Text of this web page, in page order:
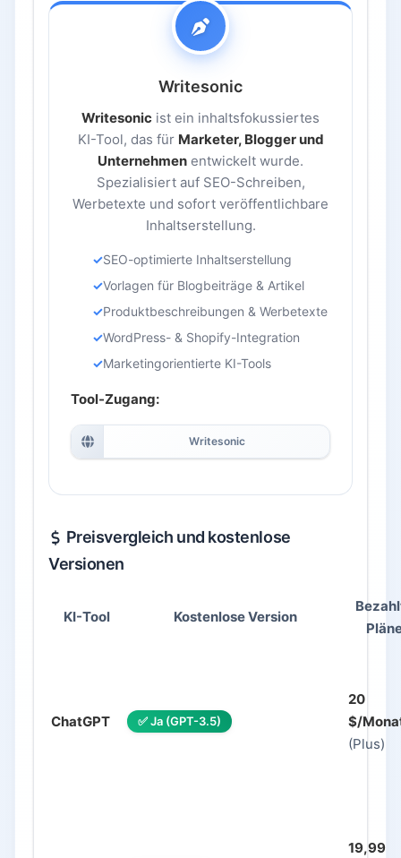
Writesonic
Writesonic ist ein inhaltsfokussiertes
KI-Tool, das für Marketer, Blogger und
Unternehmen entwickelt wurde.
Spezialisiert auf SEO-Schreiben,
Werbetexte und sofort veröffentlichbare
Inhaltserstellung.
SEO-optimierte Inhaltserstellung
Vorlagen für Blogbeiträge & Artikel
Produktbeschreibungen & Werbetexte
WordPress- & Shopify-Integration
Marketingorientierte KI-Tools
Tool-Zugang:
Writesonic
Preisvergleich und kostenlose
Versionen
KI-Tool Kostenlose Version
ChatGPT ✅ Ja (GPT-3.5)
20
$/
(Plus)
19,99